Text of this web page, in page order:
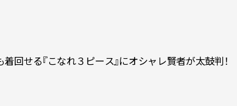
回せる『こなれ３ピース』にオシャレ賢者が太鼓判！